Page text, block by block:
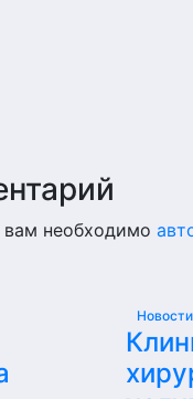
необходимо
Новости